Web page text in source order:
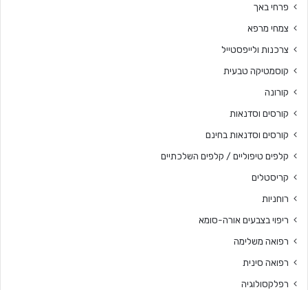
פרחי באך
צמחי מרפא
צרכנות ולייפסטייל
קוסמטיקה טבעית
קורונה
קורסים וסדנאות
קורסים וסדנאות בחינם
קלפים טיפוליים / קלפים השלכתיים
קריסטלים
רוחניות
ריפוי בצבעים אורה-סומא
רפואה משלימה
רפואה סינית
רפלקסולוגיה